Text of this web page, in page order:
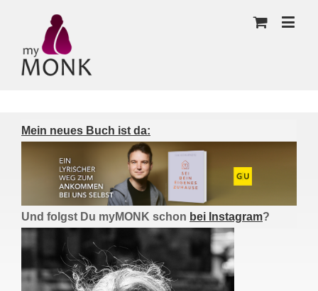
Mein neues Buch ist da:
Und folgst Du myMONK schon bei Instagram?